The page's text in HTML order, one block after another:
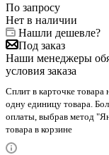
По запросу
Нет в наличии
Нашли дешевле?
Под заказ
Наши менеджеры
условия заказа
Сплит в карточке товара
одну единицу товара.
оплаты, выбрав метод
товара в корзине